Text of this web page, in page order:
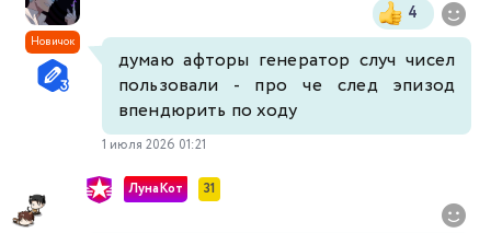
Новичок
4
думаю афторы генератор случ чисел
пользовали - про че след эпизод
впендюрить по ходу
1 июля 2026 01:21
ЛунаКот 31